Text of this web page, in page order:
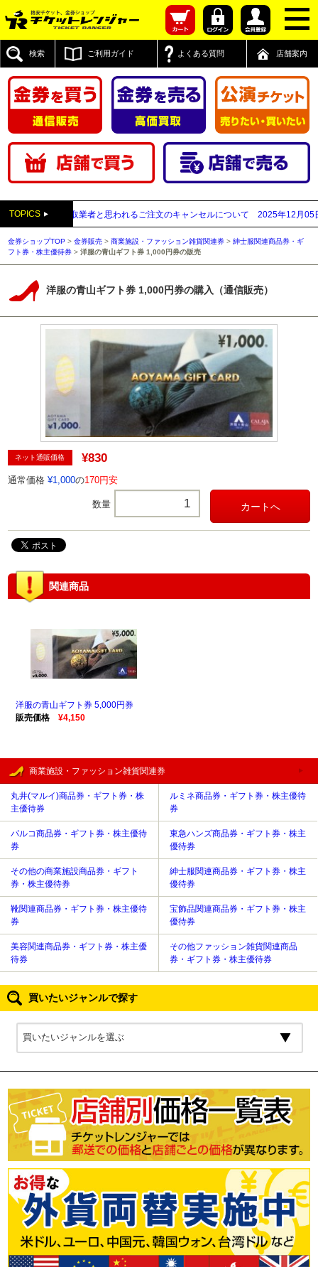
検索 ご利用ガイド よくある質問 店舗案内
TOPICS
が先払い買取業者と思われるご注文のキャンセルについて 2025年12月05日 【
金券ショップTOP >金券販売 >商業施設・ファッション雑貨関連券 >紳士服関連商品券・ギ
フト券・株主優待券 >洋服の青山ギフト券 1,000円券の販売
洋服の青山ギフト券 1,000円券の購入（通信販売）
ネット通販価格 ¥830
通常価格 ¥1,000の170円安
数量
関連商品
洋服の青山ギフト券 5,000円券
販売価格
¥4,150
商業施設・ファッション雑貨関連券
丸井(マルイ)商品券・ギフト券・株
主優待券
ルミネ商品券・ギフト券・株主優待
券
パルコ商品券・ギフト券・株主優待
券
東急ハンズ商品券・ギフト券・株主
優待券
その他の商業施設商品券・ギフト
券・株主優待券
紳士服関連商品券・ギフト券・株主
優待券
靴関連商品券・ギフト券・株主優待
券
宝飾品関連商品券・ギフト券・株主
優待券
美容関連商品券・ギフト券・株主優
待券
その他ファッション雑貨関連商品
券・ギフト券・株主優待券
買いたいジャンルで探す